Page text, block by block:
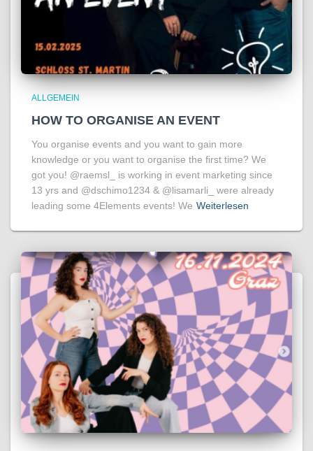
ALLGEMEIN
HOW TO ORGANISE AN EVENT
You organise events and you want to gain more
knowledge or you want to organise the first time? We
got you! @raemsl_ is working in event marketing since
13 yrs and @dschimo1234 & @lisamarli_ were already
leading some 4Elements events! We Weiterlesen